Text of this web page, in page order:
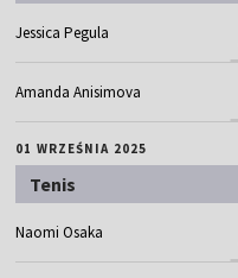
Jessica Pegula
Amanda Anisimova
01 WRZEŚNIA 2025
Tenis
Naomi Osaka